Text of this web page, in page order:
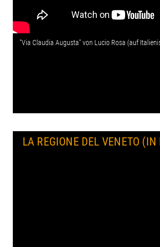
"Via Claudia Augusta" von Lucio Rosa (auf
LA REGIONE DEL VENETO